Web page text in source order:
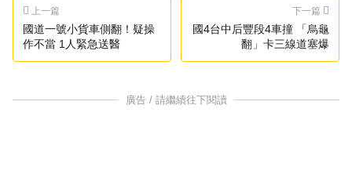
上一篇
國道一號小貨車側翻！疑操
作不當 1人緊急送醫
下一篇
國4台中后豐段4車撞 「烏龜
翻」卡三線道塞爆
廣告 / 請繼續往下閱讀